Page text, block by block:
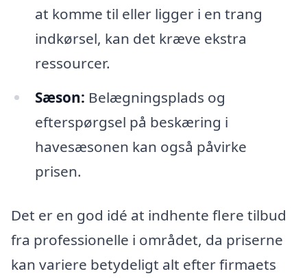
at komme til eller ligger i en trang
indkørsel, kan det kræve ekstra
ressourcer.
Sæson: Belægningsplads og
efterspørgsel på beskæring i
havesæsonen kan også påvirke
prisen.
Det er en god idé at indhente flere tilbud
fra professionelle i området, da priserne
kan variere betydeligt alt efter firmaets